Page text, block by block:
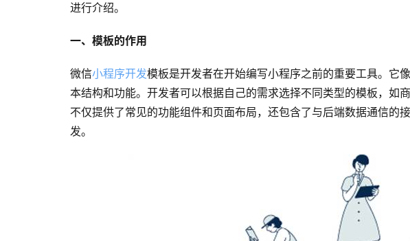
进行介绍。
一、模板的作用
微信小程序开发模板是开发者在开始编写小程序之前的重要工具。它
本结构和功能。开发者可以根据自己的需求选择不同类型的模板，如
不仅提供了常见的功能组件和页面布局，还包含了与后端数据通信的
发。